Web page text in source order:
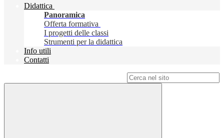
Didattica
Panoramica
Offerta formativa
I progetti delle classi
Strumenti per la didattica
Info utili
Contatti